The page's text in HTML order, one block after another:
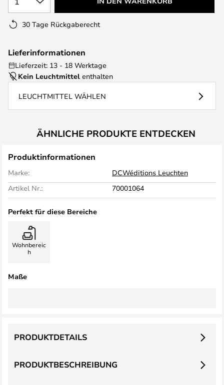
30 Tage Rückgaberecht
Lieferinformationen
Lieferzeit: 13 - 18 Werktage
Kein Leuchtmittel enthalten
LEUCHTMITTEL WÄHLEN
ÄHNLICHE PRODUKTE ENTDECKEN
Produktinformationen
Marke:
DCWéditions Leuchten
Artikel Nr.:
70001064
Perfekt für diese Bereiche
Wohnbereic
h
Maße
PRODUKTBESCHREIBUNG
PRODUKTDETAILS